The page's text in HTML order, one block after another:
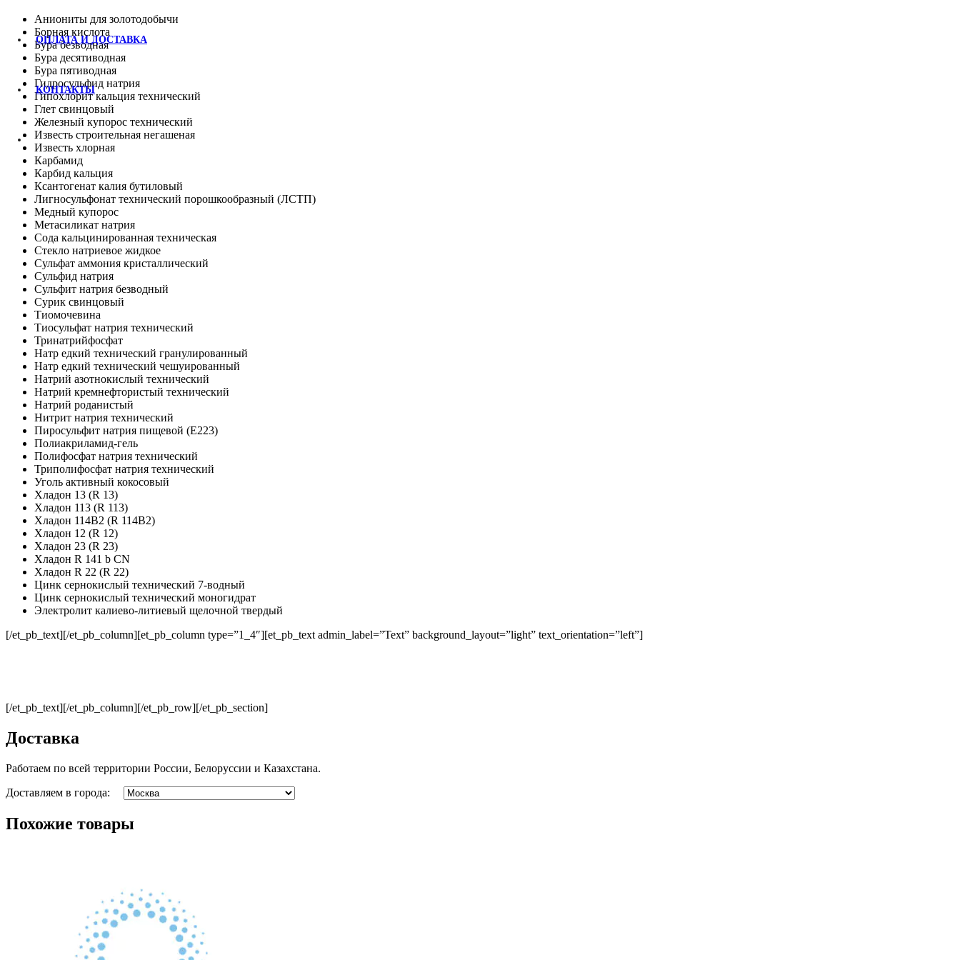
ОПЛАТА И ДОСТАВКА
КОНТАКТЫ
Аниониты для золотодобычи
Борная кислота
Бура безводная
Бура десятиводная
Бура пятиводная
Гидросульфид натрия
Гипохлорит кальция технический
Глет свинцовый
Железный купорос технический
Известь строительная негашеная
Известь хлорная
Карбамид
Карбид кальция
Ксантогенат калия бутиловый
Лигносульфонат технический порошкообразный (ЛСТП)
Медный купорос
Метасиликат натрия
Сода кальцинированная техническая
Стекло натриевое жидкое
Сульфат аммония кристаллический
Сульфид натрия
Сульфит натрия безводный
Сурик свинцовый
Тиомочевина
Тиосульфат натрия технический
Тринатрийфосфат
Натр едкий технический гранулированный
Натр едкий технический чешуированный
Натрий азотнокислый технический
Натрий кремнефтористый технический
Натрий роданистый
Нитрит натрия технический
Пиросульфит натрия пищевой (E223)
Полиакриламид-гель
Полифосфат натрия технический
Триполифосфат натрия технический
Уголь активный кокосовый
Хладон 13 (R 13)
Хладон 113 (R 113)
Хладон 114В2 (R 114B2)
Хладон 12 (R 12)
Хладон 23 (R 23)
Хладон R 141 b CN
Хладон R 22 (R 22)
Цинк сернокислый технический 7-водный
Цинк сернокислый технический моногидрат
Электролит калиево-литиевый щелочной твердый
[/et_pb_text][/et_pb_column][et_pb_column type=”1_4″][et_pb_text admin_label=”Text” background_layout=”light” text_orientation=”left”]
[/et_pb_text][/et_pb_column][/et_pb_row][/et_pb_section]
Доставка
Работаем по всей территории России, Белоруссии и Казахстана.
Доставляем в города:
Похожие товары